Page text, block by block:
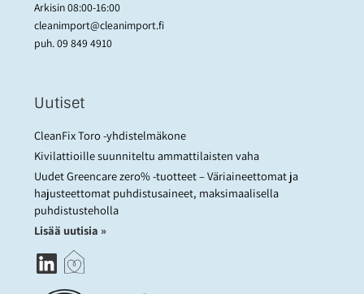
Arkisin 08:00-16:00
cleanimport@cleanimport.fi
puh.09 849 4910
Uutiset
CleanFix Toro -yhdistelmäkone
Kivilattioille suunniteltu ammattilaisten vaha
Uudet Greencare zero% -tuotteet – Väriaineettomat ja
hajusteettomat puhdistusaineet, maksimaalisella
puhdistusteholla
Lisää uutisia »